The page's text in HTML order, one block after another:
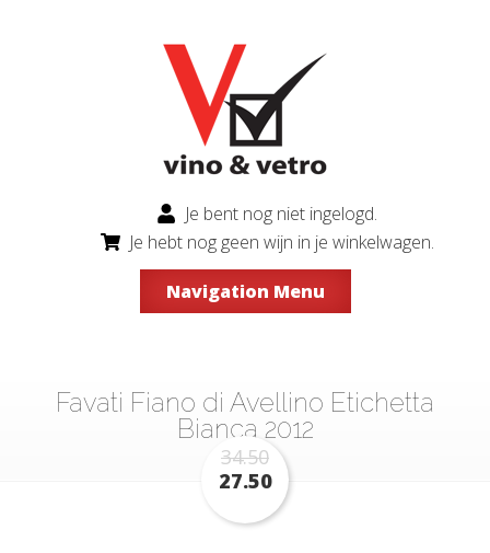
Je bent nog niet ingelogd.
Je hebt nog geen wijn in je winkelwagen.
Navigation Menu
Favati Fiano di Avellino Etichetta
Bianca 2012
34.50
27.50